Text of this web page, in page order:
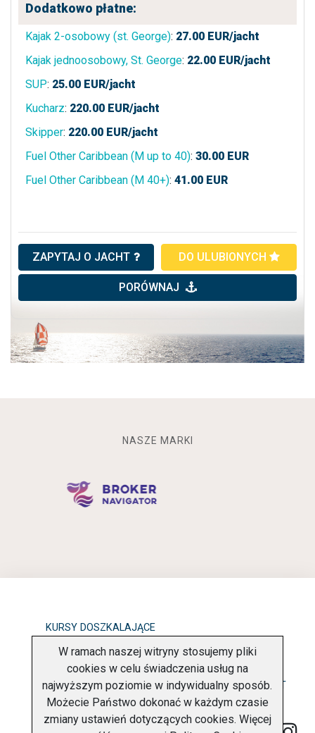
Dodatkowo płatne:
Kajak 2-osobowy (st. George): 27.00 EUR/jacht
Kajak jednoosobowy, St. George: 22.00 EUR/jacht
SUP: 25.00 EUR/jacht
Kucharz: 220.00 EUR/jacht
Skipper: 220.00 EUR/jacht
Fuel Other Caribbean (M up to 40): 30.00 EUR
Fuel Other Caribbean (M 40+): 41.00 EUR
ZAPYTAJ O JACHT DO ULUBIONYCH
PORÓWNAJ
NASZE MARKI
KURSY DOSZKALAJĄCE
OBOWIĄZEK INFORMACYJNY
POLITYKA PRYWATNOŚCI O FIRMIE KONTAKT
W ramach naszej witryny stosujemy pliki
cookies w celu świadczenia usług na
najwyższym poziomie w indywidualny sposób.
Możecie Państwo dokonać w każdym czasie
zmiany ustawień dotyczących cookies. Więcej